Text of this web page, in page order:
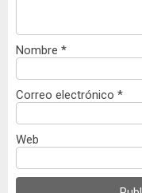
Nombre *
Correo electrónico *
Web